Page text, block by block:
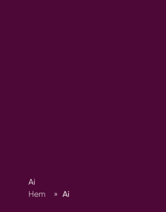
Ai
Hem
» Ai